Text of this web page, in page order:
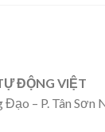
ĐỘNG VIỆT
– P. Tân Sơn